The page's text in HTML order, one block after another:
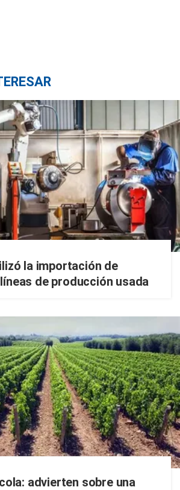
la importación de
de producción usada
advierten sobre una